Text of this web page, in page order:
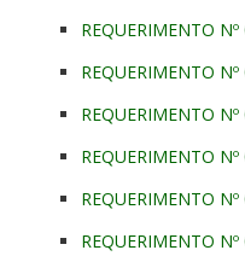
REQUERIMENTO
REQUERIMENTO
REQUERIMENTO
REQUERIMENTO
REQUERIMENTO
REQUERIMENTO